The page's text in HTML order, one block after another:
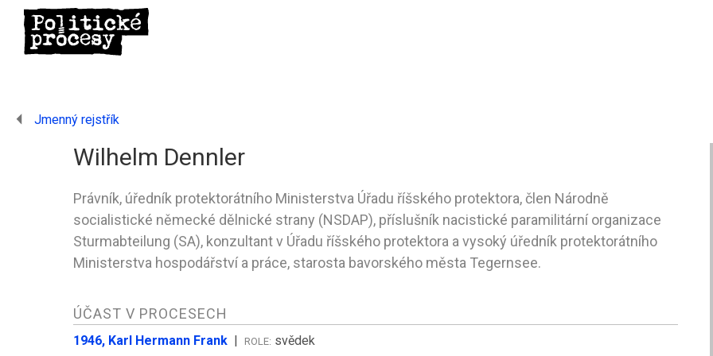
Jmenný rejstřík
Wilhelm Dennler
Právník, úředník protektorátního Ministerstva Úřadu říšského protektora, člen Národně
socialistické německé dělnické strany (NSDAP), příslušník nacistické paramilitární organizace
Sturmabteilung (SA), konzultant v Úřadu říšského protektora a vysoký úředník protektorátního
Ministerstva hospodářství a práce, starosta bavorského města Tegernsee.
ÚČAST V PROCESECH
1946, Karl Hermann Frank | ROLE: svědek